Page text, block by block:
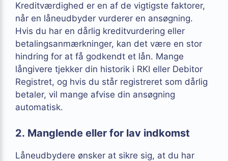
Kreditværdighed er en af de vigtigste faktorer,
når en låneudbyder vurderer en ansøgning.
Hvis du har en dårlig kreditvurdering eller
betalingsanmærkninger, kan det være en stor
hindring for at få godkendt et lån. Mange
långivere tjekker din historik i RKI eller Debitor
Registret, og hvis du står registreret som dårlig
betaler, vil mange afvise din ansøgning
automatisk.
2. Manglende eller for lav indkomst
Låneudbydere ønsker at sikre sig, at du har